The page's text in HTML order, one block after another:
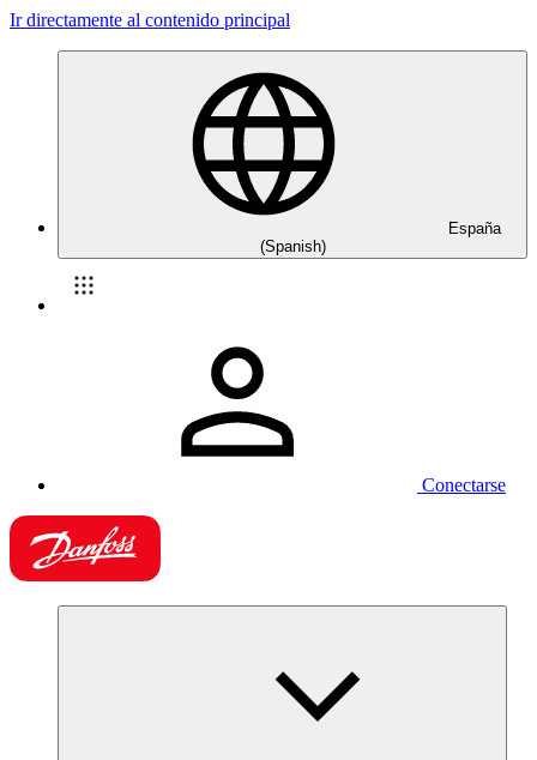
Ir directamente al contenido principal
España
(Spanish)
Conectarse